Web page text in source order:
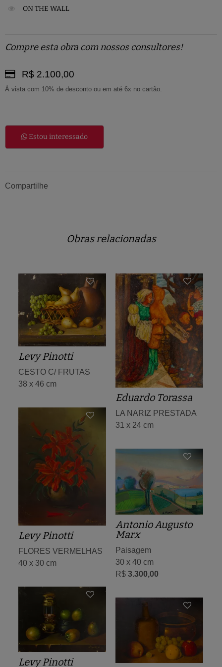
ON THE WALL
Compre esta obra com nossos consultores!
R$ 2.100,00
À vista com 10% de desconto ou em até 6x no cartão.
Estou interessado
Compartilhe
Obras relacionadas
Levy Pinotti
CESTO C/ FRUTAS
38 x 46 cm
Eduardo Torassa
LA NARIZ PRESTADA
31 x 24 cm
Levy Pinotti
FLORES VERMELHAS
40 x 30 cm
Antonio Augusto
Marx
Paisagem
30 x 40 cm
R$ 3.300,00
Levy Pinotti